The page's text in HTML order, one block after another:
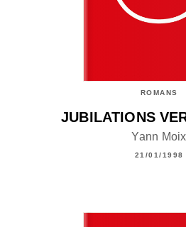
ROMANS
JUBILATIONS
Yann Moix
21/01/1998